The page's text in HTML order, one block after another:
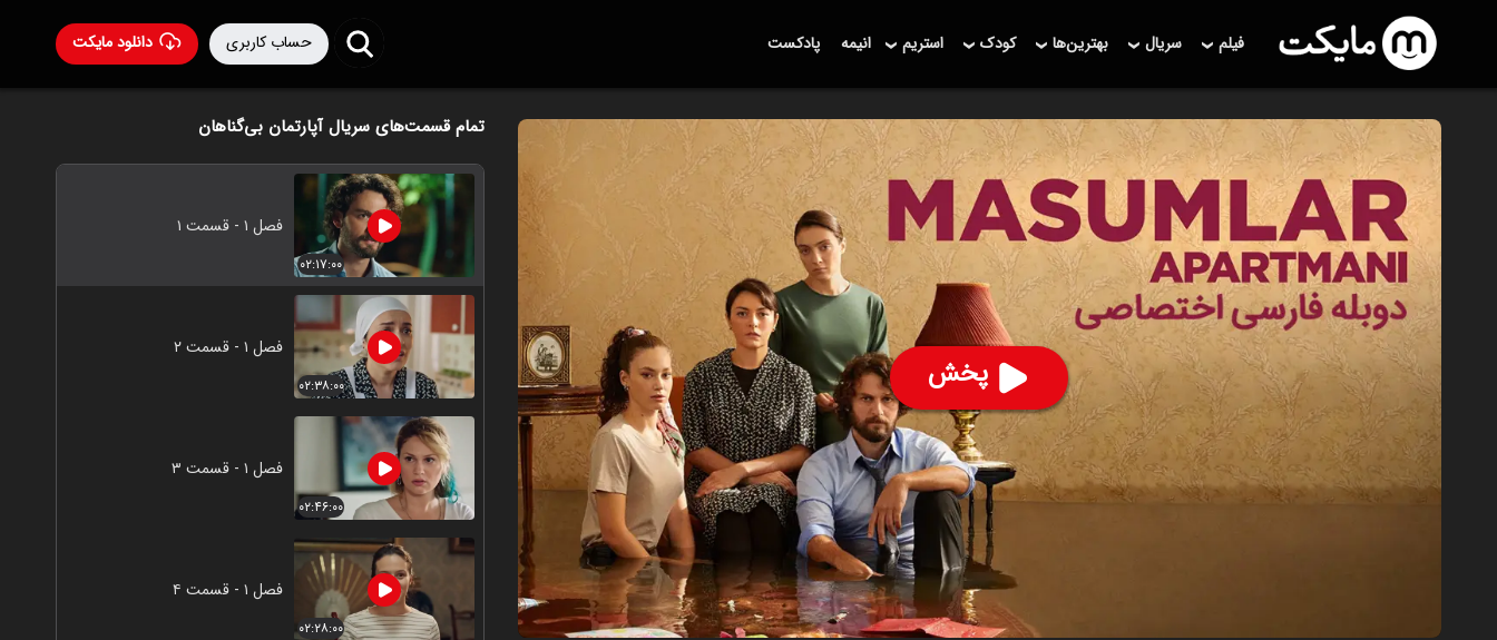
دانلود مایکت حساب کاربری فیلم سریال بهترین‌ها کودک استریم انیمه پادکست
پخش
تمام قسمت‌های سریال آپارتمان بی‌‌گناهان
۰۲:۱۷:۰۰
فصل ۱ - قسمت ۱
۰۲:۳۸:۰۰
فصل ۱ - قسمت ۲
۰۲:۴۶:۰۰
فصل ۱ - قسمت ۳
۰۲:۲۸:۰۰
فصل ۱ - قسمت ۴